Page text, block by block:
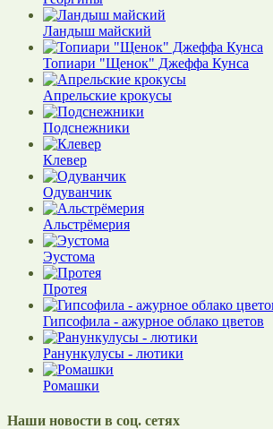
Ландыш майский
Топиари "Щенок" Джеффа Кунса
Апрельские крокусы
Подснежники
Клевер
Одуванчик
Альстрёмерия
Эустома
Протея
Гипсофила - ажурное облако цветов
Ранункулусы - лютики
Ромашки
Наши новости в соц. сетях